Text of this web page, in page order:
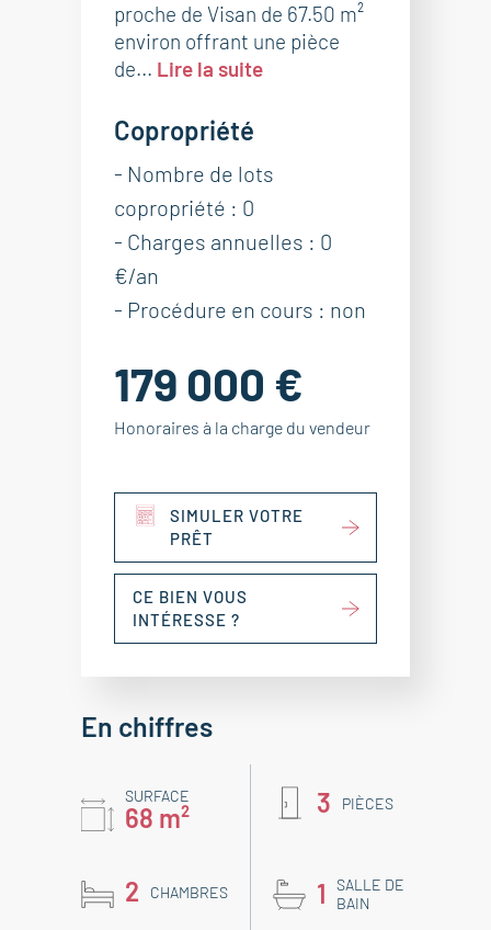
proche de Visan de 67.50 m²
environ offrant une pièce
de... Lire la suite
Copropriété
- Nombre de lots
copropriété : 0
- Charges annuelles : 0
€/an
- Procédure en cours : non
179 000 €
Honoraires à la charge du vendeur
SIMULER VOTRE
PRÊT
CE BIEN VOUS
INTÉRESSE ?
En chiffres
SURFACE
68 m² 3 PIÈCES
2 CHAMBRES 1
SALLE DE
BAIN